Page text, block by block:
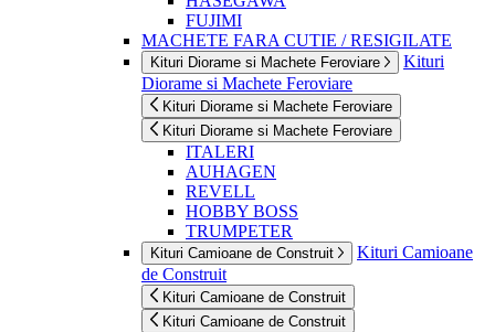
FUJIMI
MACHETE FARA CUTIE / RESIGILATE
Kituri Diorame si Machete Feroviare
Kituri
Diorame si Machete Feroviare
Kituri Diorame si Machete Feroviare
Kituri Diorame si Machete Feroviare
ITALERI
AUHAGEN
REVELL
HOBBY BOSS
TRUMPETER
Kituri Camioane de Construit
Kituri Camioane
de Construit
Kituri Camioane de Construit
Kituri Camioane de Construit